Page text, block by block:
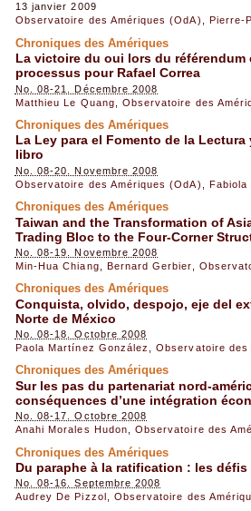
13 janvier 2009
Observatoire des Amériques (OdA) , Pierre-
Chroniques des Amériques
La victoire du oui lors du
processus pour Rafael Correa
No. 08-21. Décembre 2008
Matthieu Le Quang
Observatoire des
Chroniques des Amériques
La Ley para el Fomento de la
libro
No. 08-20. Novembre 2008
Observatoire des Amériques (OdA)
Fabiola
Chroniques des Amériques
Taiwan and the Transformation of
Trading Bloc to the Four-Corner
No. 08-19. Novembre 2008
Min-Hua Chiang
Bernard Gerbier
Chroniques des Amériques
Conquista, olvido, despojo, eje del
Norte de México
No. 08-18. Octobre 2008
Paola Martínez González
,Observatoire des
Chroniques des Amériques
Sur les pas du partenariat nord-
conséquences d’une intégration
No. 08-17. Octobre 2008
Anahi Morales Hudon ,Observatoire des
Chroniques des Amériques
Du paraphe à la ratification : les défis
No. 08-16. Septembre 2008
Audrey De Pizzol
Observatoire des